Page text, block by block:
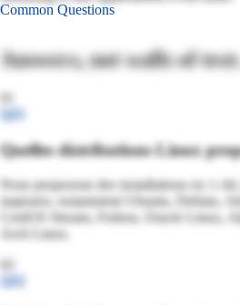
Common Questions
Answers, not walls of text.
Q01
Quelles distributions Linux
Nous proposons des installations en 1
majeures, notamment Ubuntu, Debian,
CentOS Stream, Fedora, Oracle Linux,
Arch Linux.
Q02